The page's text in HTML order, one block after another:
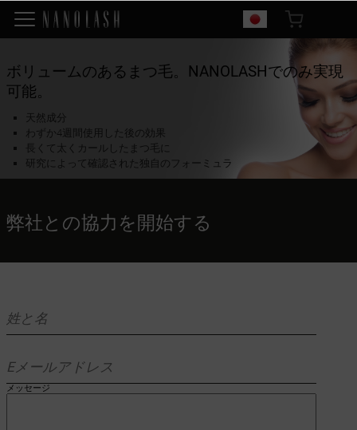
ボリュームのあるまつ毛。 NANOLASH でのみ実現
可能。
天然成分
わずか4週間使用した後の効果
長くて太くカールしたまつ毛に
研究によって確認された独自のフォーミュラ
弊社との協力 を開始する
メッセージ